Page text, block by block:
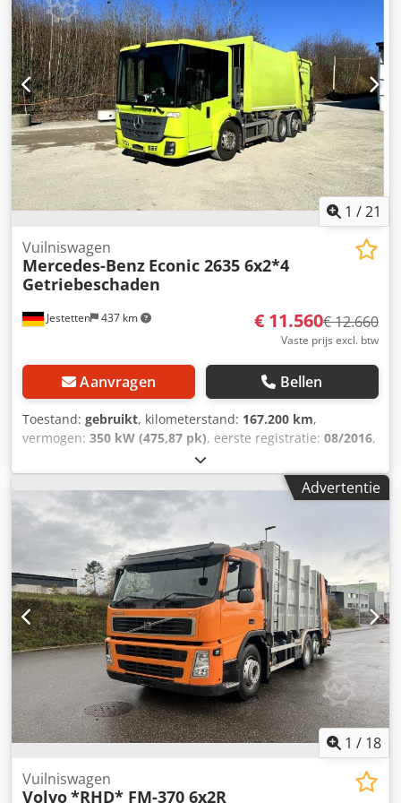
ophanging:lucht, aantal zitplaatsen:3, totale lengte:
mm, totale breedte:25.500 mm, totale hoogte:35.000
mm, voorbandmaat:315 / 80 R 22.5 / 7mm, bedrijfsklaar
gewicht:26.000 kg , Uitrusting: airconditioning,
1 /21
Jestetten 437 km
Vuilniswagen
Mercedes-Benz Econic 2635 6x2*4
Getriebeschaden
€ 11.560€ 12.660
Vaste prijs excl. btw
Aanvragen Bellen
Toestand: gebruikt, kilometerstand: 167.200 km,
vermogen: 350 kW (475,87 pk), eerste registratie: 08/2016,
, leeggewicht:
laadgewicht:10.800 kg, bandenmaten:315/80 R22.5,
volgende keuring (TÜV):08/2025, bestuurderscabine:
dagcabine, soort overbrenging:
emissieklasse:
Euro 6 , ophanging:
, aantal
zitplaatsen: 3, totale breedte:25.500 mm , voorbandmaat:
315/80 R22.5, bedrijfsklaar gewicht:26.000 kg , Uitrusting:
airconditioning,
Advertentie
1 / 18
Vuilniswagen
Volvo*RHD* FM-370 6x2R